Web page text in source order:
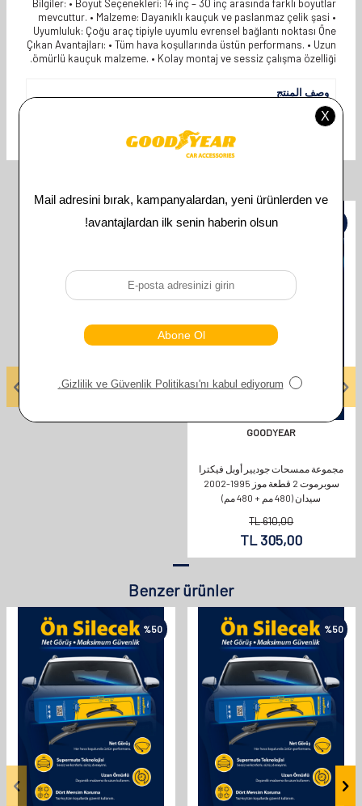
Bilgiler: • Boyut Seçenekleri: 14 inç – 30 inç arasında farklı boyutlar
mevcuttur. • Malzeme: Dayanıklı kauçuk ve paslanmaz çelik şasi •
Uyumluluk: Çoğu araç tipiyle uyumlu evrensel bağlantı noktası Öne
Çıkan Avantajları: • Tüm hava koşullarında üstün performans. • Uzun
ömürlü kauçuk malzeme. • Kolay montaj ve sessiz çalışma özelliği.
وصف المنتج
Uyumlu Araç Modeli
GOODYEAR
مجموعة ممسحات جوديير أوبل فيكترا
سوبرموت 2 قطعة موز 1995-2002
سيدان (480 مم + 480 مم)
610,00
TL
305,00
TL
Benzer ürünler
%50
%50